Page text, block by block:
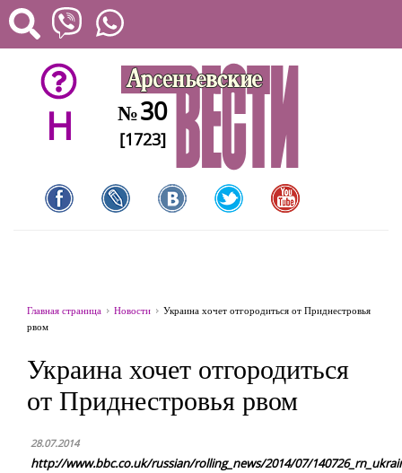
H №30
[1723]
Главная страница Новости
Украина хочет отгородиться от Приднестровья
рвом
Украина хочет отгородиться
от Приднестровья рвом
28.07.2014
http://www.bbc.co.uk/russian/rolling_news/2014/07/